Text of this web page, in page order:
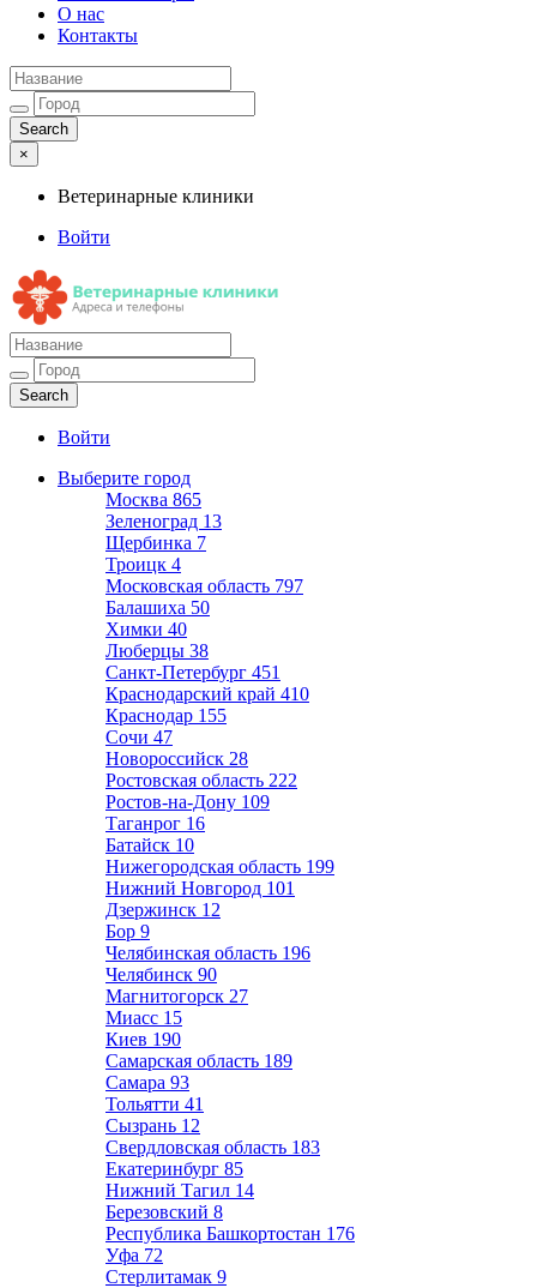
О нас
Контакты
×
Ветеринарные клиники
Войти
Ветеринарные клиники
Адреса и телефоны
Войти
Выберите город
Москва 865
Зеленоград 13
Щербинка 7
Троицк 4
Московская область 797
Балашиха 50
Химки 40
Люберцы 38
Санкт-Петербург 451
Краснодарский край 410
Краснодар 155
Сочи 47
Новороссийск 28
Ростовская область 222
Ростов-на-Дону 109
Таганрог 16
Батайск 10
Нижегородская область 199
Нижний Новгород 101
Дзержинск 12
Бор 9
Челябинская область 196
Челябинск 90
Магнитогорск 27
Миасс 15
Киев 190
Самарская область 189
Самара 93
Тольятти 41
Сызрань 12
Свердловская область 183
Екатеринбург 85
Нижний Тагил 14
Березовский 8
Республика Башкортостан 176
Уфа 72
Стерлитамак 9